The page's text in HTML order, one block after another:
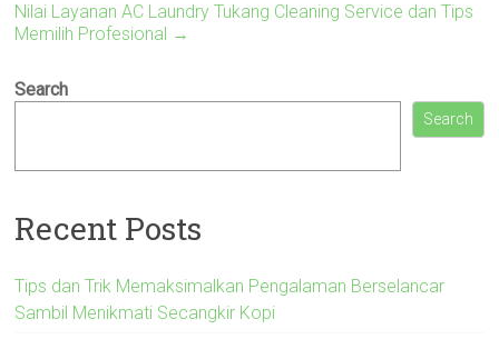
Nilai Layanan AC Laundry Tukang Cleaning Service dan Tips
Memilih Profesional →
Search
Search
Recent Posts
Tips dan Trik Memaksimalkan Pengalaman Berselancar
Sambil Menikmati Secangkir Kopi